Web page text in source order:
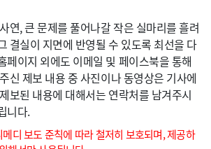
연, 큰 문제를 풀어나갈 작은 실마리를 흘려
결실이 지면에 반영될 수 있도록 최선을 다
페이지 외에도 이메일 및 페이스북을 통해
신 제보 내용 중 사진이나 동영상은 기사에
보된 내용에 대해서는 연락처를 남겨주시
니다.
디 보도 준칙에 따라 철저히 보호되며, 제공하